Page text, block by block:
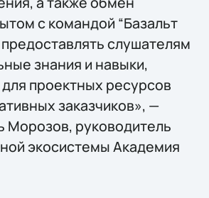
с командой “Базальт
слушателям
знания и навыки,
проектных ресурсов
заказчиков», —
Морозов, руководитель
экосистемы Академия